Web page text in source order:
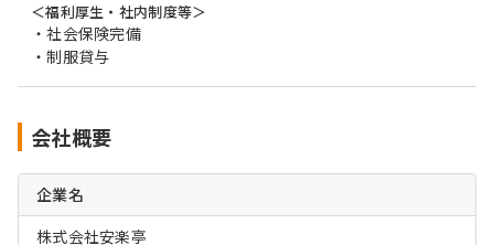
＜福利厚生・社内制度等＞
・社会保険完備
・制服貸与
会社概要
企業名
株式会社安楽亭